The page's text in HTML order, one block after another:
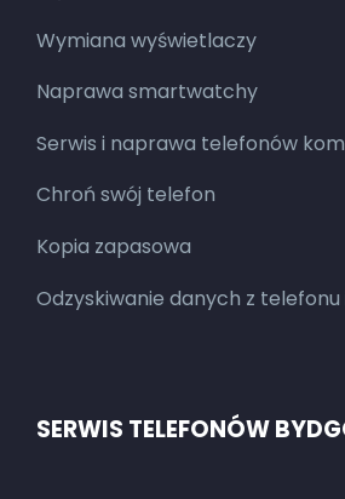
Wymiana wyświetlaczy
Naprawa smartwatchy
Serwis i naprawa telefonów
Chroń swój telefon
Kopia zapasowa
Odzyskiwanie danych z
SERWIS TELEFONÓW